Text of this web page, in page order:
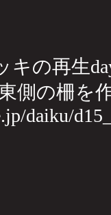
キの再生
側の柵を
daiku/